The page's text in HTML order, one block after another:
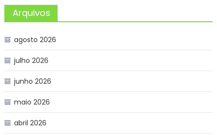
Arquivos
agosto 2026
julho 2026
junho 2026
maio 2026
abril 2026